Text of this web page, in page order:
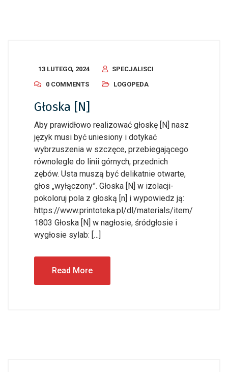
13 LUTEGO, 2024
SPECJALISCI
0 COMMENTS
LOGOPEDA
Głoska [N]
Aby prawidłowo realizować głoskę [N] nasz
język musi być uniesiony i dotykać
wybrzuszenia w szczęce, przebiegającego
równolegle do linii górnych, przednich
zębów. Usta muszą być delikatnie otwarte,
głos „wyłączony”. Głoska [N] w izolacji-
pokoloruj pola z głoską [n] i wypowiedz ją:
https://www.printoteka.pl/dl/materials/item/
1803 Głoska [N] w nagłosie, śródgłosie i
wygłosie sylab: […]
Read More